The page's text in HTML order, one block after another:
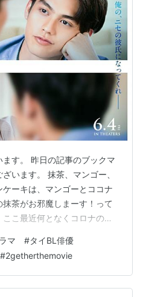
す。 昨日の記事のブックマ
います。 抹茶、マンゴー、
ーキは、マンゴーとココナ
茶がお邪魔しまーす！って
こ最近何となくコロナの状
長期間があと残り１年しか
いよいよ次の移住先を探す
ます。 私の中ではマレーシ
たんです。 ですが、長期滞
マ #タイBL俳優
#2getherthemovie